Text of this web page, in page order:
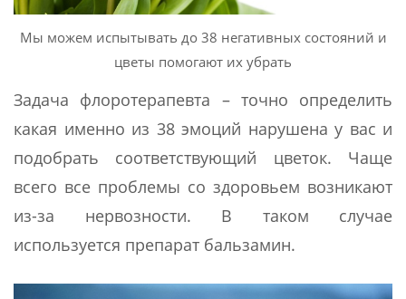
Мы можем испытывать до 38 негативных состояний и
цветы помогают их убрать
Задача флоротерапевта – точно определить
какая именно из 38 эмоций нарушена у вас и
подобрать соответствующий цветок. Чаще
всего все проблемы со здоровьем возникают
из-за нервозности. В таком случае
используется препарат бальзамин.